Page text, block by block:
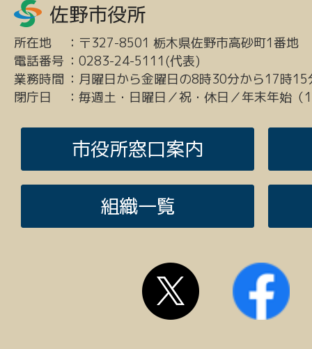
所在地 ： 〒327-8501 栃木県佐野市高砂町1番地
電話番号 ： 0283-24-5111(代表)
業務時間 ： 月曜日から金曜日の8時30分から17時15
閉庁日
： 毎週土・日曜日／祝・休日／年末年始
市役所窓口案内
組織一覧